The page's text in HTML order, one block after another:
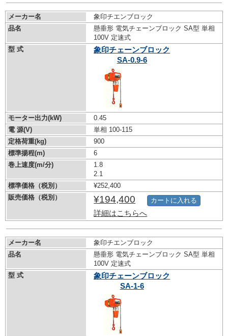
メーカー名
象印チエンブロック
品名
懸垂形 電気チェーンブロック SA型 単相
100V 定速式
型 式
象印チェーンブロック
SA-0.9-6
モーター出力(kW)
0.45
電 源(V)
単相 100-115
定格荷重(kg)
900
標準揚程(m)
6
巻上速度(m/分)
1.8
2.1
標準価格（税別）
¥252,400
販売価格（税別）
¥194,400
詳細はこちらへ
カートに入れる
メーカー名
象印チエンブロック
品名
懸垂形 電気チェーンブロック SA型 単相
100V 定速式
型 式
象印チェーンブロック
SA-1-6